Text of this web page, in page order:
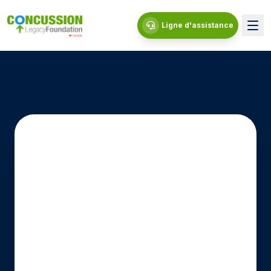
Ligne d'assistance